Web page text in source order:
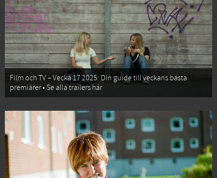
Film och TV – Vecka 17 2025: Din guide till veckans bästa
premiärer • Se alla trailers här